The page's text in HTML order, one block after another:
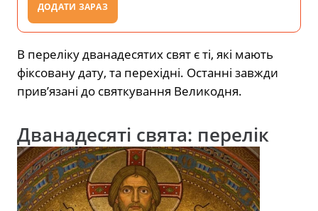
ДОДАТИ ЗАРАЗ
В переліку дванадесятих свят є ті, які мають
фіксовану дату, та перехідні. Останні завжди
прив’язані до святкування Великодня.
Дванадесяті свята: перелік